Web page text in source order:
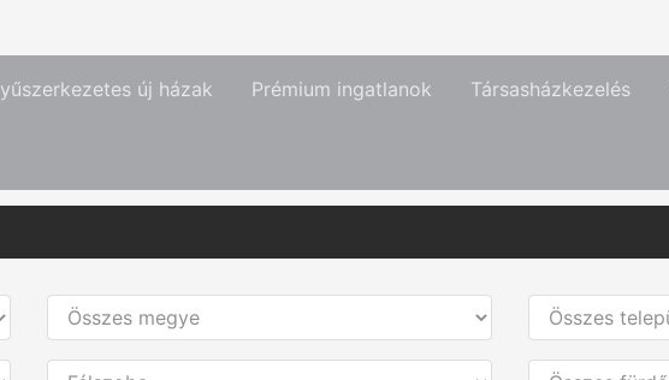
új házak Prémium ingatlanok Társasházkezelés